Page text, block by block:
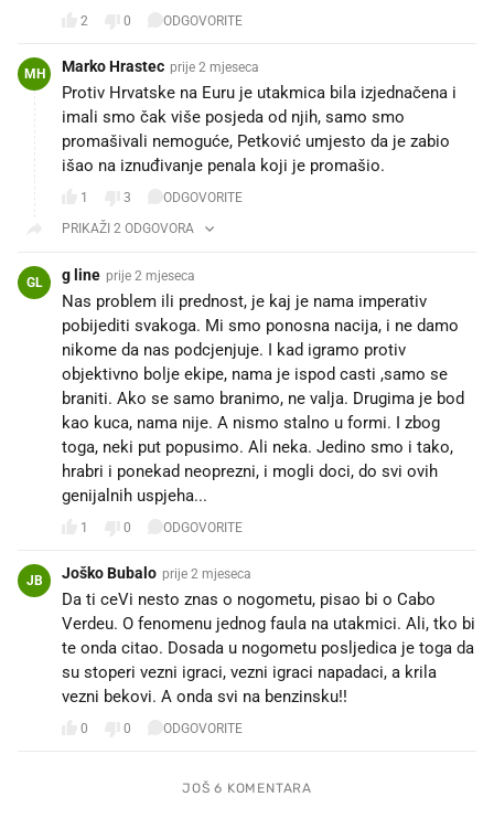
2 0 ODGOVORITE
MH Marko Hrastec prije 2 mjeseca
Protiv Hrvatske na Euru je utakmica bila izjednačena i
imali smo čak više posjeda od njih, samo smo
promašivali nemoguće, Petković umjesto da je zabio
išao na iznuđivanje penala koji je promašio.
1 3
ODGOVORITE
PRIKAŽI 2 ODGOVORA
GL g line prije 2 mjeseca
Nas problem ili prednost, je kaj je nama imperativ
pobijediti svakoga. Mi smo ponosna nacija, i ne damo
nikome da nas podcjenjuje. I kad igramo protiv
objektivno bolje ekipe, nama je ispod casti ,samo se
braniti. Ako se samo branimo, ne valja. Drugima je bod
kao kuca, nama nije. A nismo stalno u formi. I zbog
toga, neki put popusimo. Ali neka. Jedino smo i tako,
hrabri i ponekad neoprezni, i mogli doci, do svi ovih
genijalnih uspjeha...
1 0 ODGOVORITE
JB Joško Bubalo prije 2 mjeseca
Da ti ceVi nesto znas o nogometu, pisao bi o Cabo
Verdeu. O fenomenu jednog faula na utakmici. Ali, tko bi
te onda citao. Dosada u nogometu posljedica je toga da
su stoperi vezni igraci, vezni igraci napadaci, a krila
vezni bekovi. A onda svi na benzinsku!! 😝🤣
0 0 ODGOVORITE
JOŠ 6 KOMENTARA